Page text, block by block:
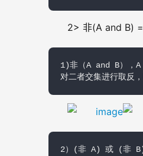
2> 非(A and B)
1)非（A and B），
对二者交集进行取反
2）(非 A) 或 (非